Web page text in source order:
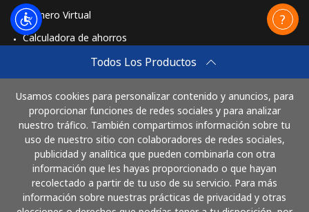
Todos Los Productos
Usamos cookies para personalizar contenido y anuncios, para
proporcionar funciones de redes sociales y para analizar
nuestro tráfico. También compartimos información sobre tu
uso de nuestro sitio con colaboradores de redes sociales,
publicidad y analítica que pueden combinarla con otra
información que les hayas proporcionado o que hayan
recolectado a partir de tu uso de su servicio. Para más
información sobre nuestras prácticas de privacidad y otras
Número Virtual
Calculadora de ahorros
Cómo funciona
Paga con